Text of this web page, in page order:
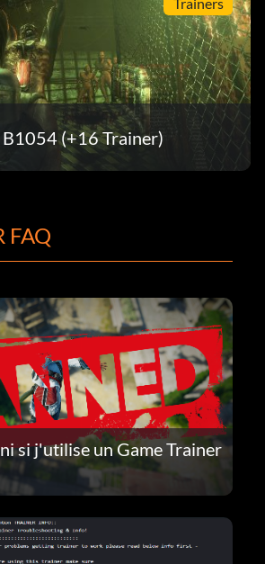
(+16 Trainer)
FAQ
si j'utilise un Game Trainer